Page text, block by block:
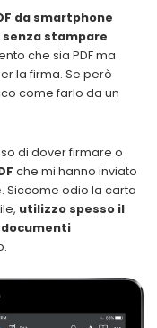
da smartphone
senza stampare
che sia PDF ma
la firma. Se però
come farlo da un
di dover firmare o
che mi hanno inviato
Siccome odio la carta
utilizzo spesso il